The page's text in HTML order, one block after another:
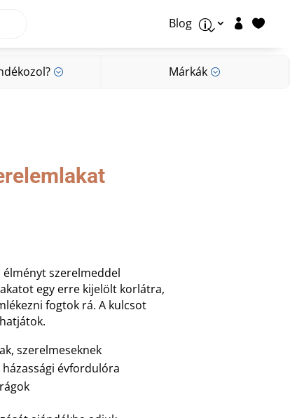
Blog p  
; Márkák ;
Márkák;
Ft.szerelmeddel
egy erre kijelölt korlátra,
fogtok rá. A kulcsot
szerelmeseknek
évfordulóra